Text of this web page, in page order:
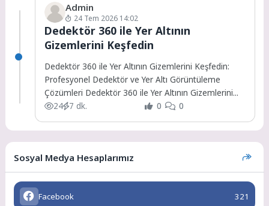
Admin
24 Tem 2026 14:02
Dedektör 360 ile Yer Altının
Gizemlerini Keşfedin
Dedektör 360 ile Yer Altının Gizemlerini Keşfedin:
Profesyonel Dedektör ve Yer Altı Görüntüleme
Çözümleri Dedektör 360 ile Yer Altının Gizemlerini...
24 7 dk. 0 0
Sosyal Medya Hesaplarımız
Facebook 321